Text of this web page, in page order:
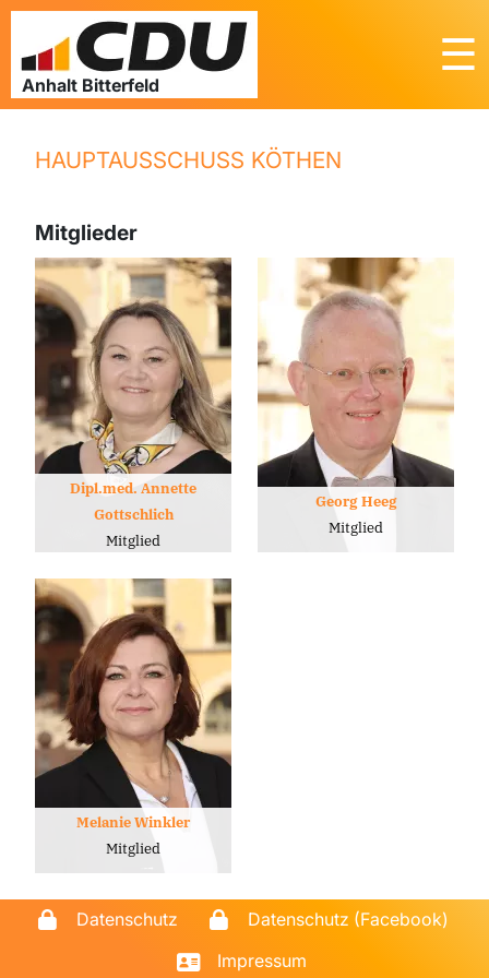
☰
HAUPTAUSSCHUSS KÖTHEN
Mitglieder
Dipl.med. Annette
Gottschlich
Mitglied
Georg Heeg
Mitglied
Melanie Winkler
Mitglied
Datenschutz
Datenschutz (Facebook)
Impressum